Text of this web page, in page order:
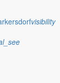
visibility